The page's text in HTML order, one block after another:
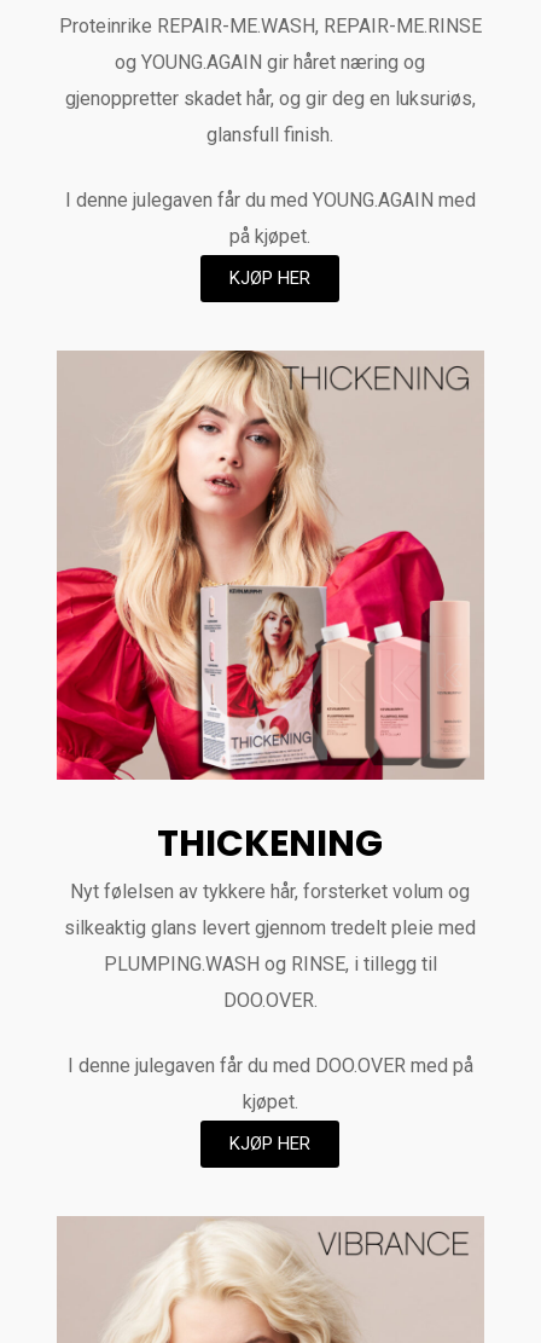
Proteinrike REPAIR-ME.WASH, REPAIR-ME.RINSE
og YOUNG.AGAIN gir håret næring og
gjenoppretter skadet hår, og gir deg en luksuriøs,
glansfull finish.
I denne julegaven får du med YOUNG.AGAIN med
på kjøpet.
KJØP HER
THICKENING
Nyt følelsen av tykkere hår, forsterket volum og
silkeaktig glans levert gjennom tredelt pleie med
PLUMPING.WASH og RINSE, i tillegg til
DOO.OVER.
I denne julegaven får du med DOO.OVER med på
kjøpet.
KJØP HER